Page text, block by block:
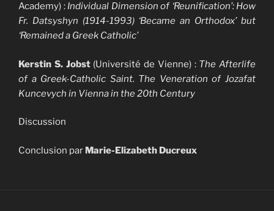
Academy) : Individual Dimension of ‘Reunification’: How
Fr. Datsyshyn (1914-1993) ‘Became an Orthodox’ but
‘Remained a Greek Catholic’
Kerstin S. Jobst(Université de Vienne) : The Afterlife
of a Greek-Catholic Saint. The Veneration of Jozafat
Kuncevych in Vienna in the 20th Century
Discussion
Conclusion par Marie-Elizabeth Ducreux